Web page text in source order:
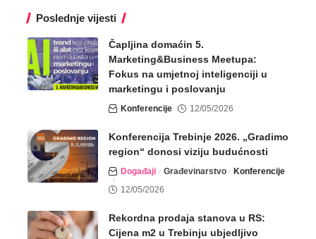
Poslednje vijesti
Čapljina domaćin 5.
Marketing&Business Meetupa:
Fokus na umjetnoj inteligenciji u
marketingu i poslovanju
Konferencije 12/05/2026
Konferencija Trebinje 2026. „Gradimo
region“ donosi viziju budućnosti
Događaji Građevinarstvo
Konferencije
12/05/2026
Rekordna prodaja stanova u RS:
Cijena m2 u Trebinju ubjedljivo